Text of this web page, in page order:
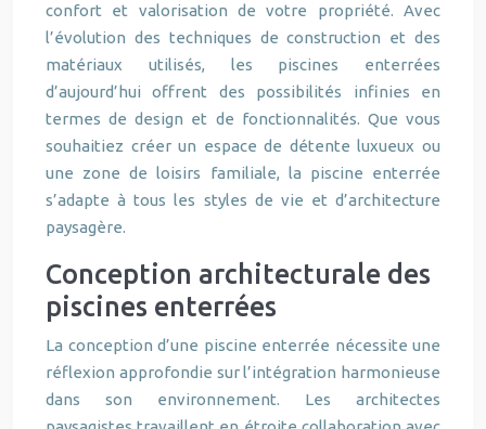
confort et valorisation de votre propriété. Avec
l’évolution des techniques de construction et des
matériaux utilisés, les piscines enterrées
d’aujourd’hui offrent des possibilités infinies en
termes de design et de fonctionnalités. Que vous
souhaitiez créer un espace de détente luxueux ou
une zone de loisirs familiale, la piscine enterrée
s’adapte à tous les styles de vie et d’architecture
paysagère.
Conception architecturale des
piscines enterrées
La conception d’une piscine enterrée nécessite une
réflexion approfondie sur l’intégration harmonieuse
dans son environnement. Les architectes